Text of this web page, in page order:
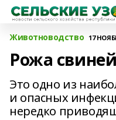
Животноводство 17
Рожа свиней
Это одно из
и опасных
нередко